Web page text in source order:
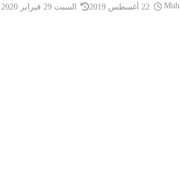
السبت 29 فبراير 2020